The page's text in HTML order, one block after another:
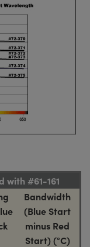
with #61-161
Bandwidth
(Blue Start
minus Red
Start) (°C)